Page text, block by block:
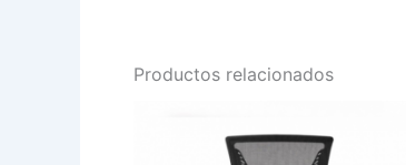
Productos relacionados
ERGONOMICA